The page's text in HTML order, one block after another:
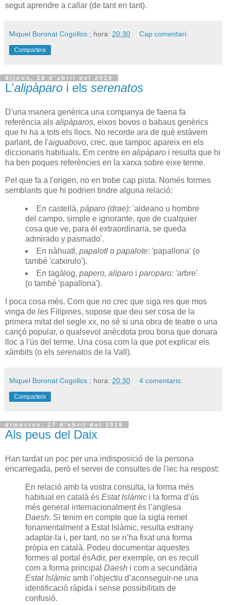
segut aprendre a callar (de tant en tant).
Miquel Boronat Cogollos ; hora: 20:30 Cap comentari:
Comparteix
dijous, 28 d’abril del 2016
L'alipàparo i els serenatos
D'una manera genèrica una companya de faena fa
referència als alipàparos, eixos bovos o babaus genèrics
que hi ha a tots els llocs. No recorde ara de què estàvem
parlant, de l'aiguabovo, crec, que tampoc apareix en els
diccionaris habituals. Em centre en alipàparo i resulta que hi
ha ben poques referències en la xarxa sobre eixe terme.
Pel que fa a l'origen, no en trobe cap pista. Només formes
semblants que hi podrien tindre alguna relació:
En castellà, páparo (drae): 'aldeano u hombre
del campo, simple e ignorante, que de cualquier
cosa que ve, para él extraordinaria, se queda
admirado y pasmado'.
En nàhuatl, papalotlo papalote: 'papallona' (o
també 'catxirulo').
En tagàlog, papero, aliparoi paroparo:'arbre'
(o també 'papallona').
I poca cosa més. Com que no crec que siga res que mos
vinga de les Filipines, supose que deu ser cosa de la
primera mitat del segle xx, no sé si una obra de teatre o una
cançó popular, o qualsevol anècdota prou bona que donara
lloc a l'ús del terme. Una cosa com la que pot explicar els
xàmbits (o els serenatos de la Vall).
Miquel Boronat Cogollos ; hora: 20:30 4 comentaris:
Comparteix
dimecres, 27 d’abril del 2016
Als peus del Daix
Han tardat un poc per una indisposició de la persona
encarregada, però el servei de consultes de l'iec ha respost:
En relació amb la vostra consulta, la forma més
habitual en català és Estat Islàmic i la forma d’ús
més general internacionalment és l’anglesa
Daesh. Si tenim en compte que la sigla remet
fonamentalment a Estat Islàmic, resulta estrany
adaptar-la i, per tant, no se n’ha fixat una forma
pròpia en català. Podeu documentar aquestes
formes al portal ésAdir, per exemple, on es recull
com a forma principal Daesh i com a secundària
Estat Islàmic amb l’objectiu d’aconseguir-ne una
identificació ràpida i sense possibilitats de
confusió.